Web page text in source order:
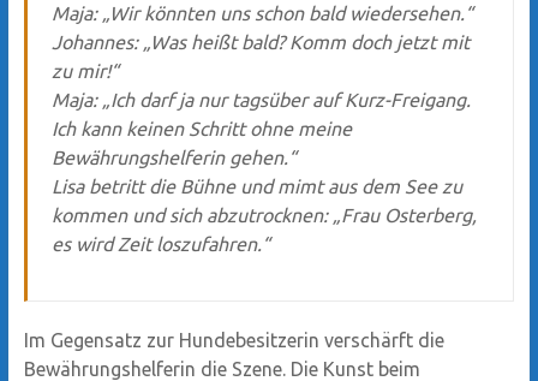
Maja: „Wir könnten uns schon bald wiedersehen.“
Johannes: „Was heißt bald? Komm doch jetzt mit
zu mir!“
Maja: „Ich darf ja nur tagsüber auf Kurz-Freigang.
Ich kann keinen Schritt ohne meine
Bewährungshelferin gehen.“
Lisa betritt die Bühne und mimt aus dem See zu
kommen und sich abzutrocknen: „Frau Osterberg,
es wird Zeit loszufahren.“
Im Gegensatz zur Hundebesitzerin verschärft die
Bewährungshelferin die Szene. Die Kunst beim